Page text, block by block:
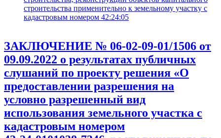
строительства применительно к земельному участку с
кадастровым номером 42:24:05
ЗАКЛЮЧЕНИЕ № 06-02-09-01/1506 от
09.09.2022 о результатах публичных
слушаний по проекту решения «О
предоставлении разрешения на
условно разрешенный вид
использования земельного участка с
кадастровым номером